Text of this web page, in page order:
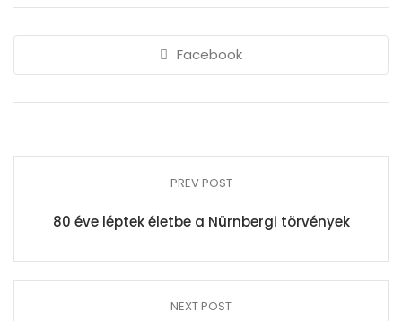
Facebook
PREV POST
80 éve léptek életbe a Nürnbergi törvények
NEXT POST